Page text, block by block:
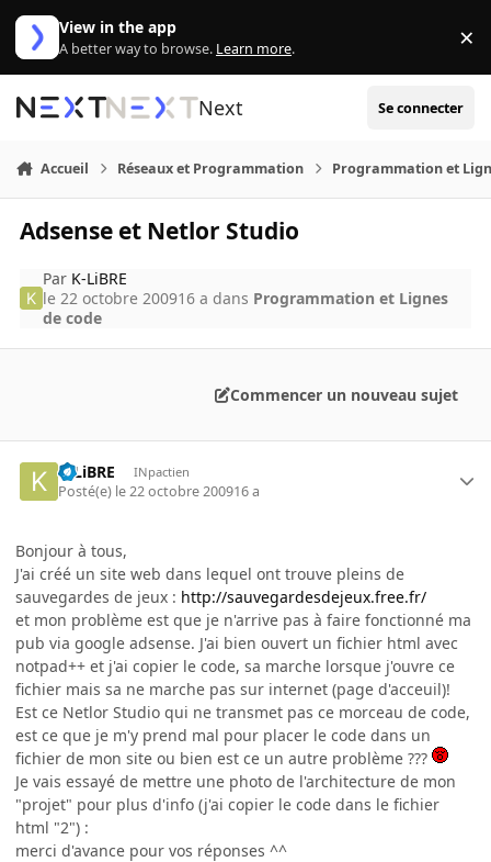
Aller au contenu
View in the app
A better way to browse. Learn more. ×
Next Se connecter
Accueil Réseaux et Programmation Programmation et
Adsense et Netlor Studio
Par K-LiBRE
le 22 octobre 200916 a dans Programmation et Lignes
de code
Commencer un nouveau sujet
K-LiBRE INpactien
Posté(e) le 22 octobre 200916 a
Bonjour à tous,
J'ai créé un site web dans lequel ont trouve pleins de
sauvegardes de jeux : http://sauvegardesdejeux.free.fr/
et mon problème est que je n'arrive pas à faire fonctionné ma
pub via google adsense. J'ai bien ouvert un fichier html avec
notpad++ et j'ai copier le code, sa marche lorsque j'ouvre ce
fichier mais sa ne marche pas sur internet (page d'acceuil)!
Est ce Netlor Studio qui ne transmet pas ce morceau de code,
est ce que je m'y prend mal pour placer le code dans un
fichier de mon site ou bien est ce un autre problème ???
Je vais essayé de mettre une photo de l'architecture de mon
"projet" pour plus d'info (j'ai copier le code dans le fichier
html "2") :
merci d'avance pour vos réponses ^^